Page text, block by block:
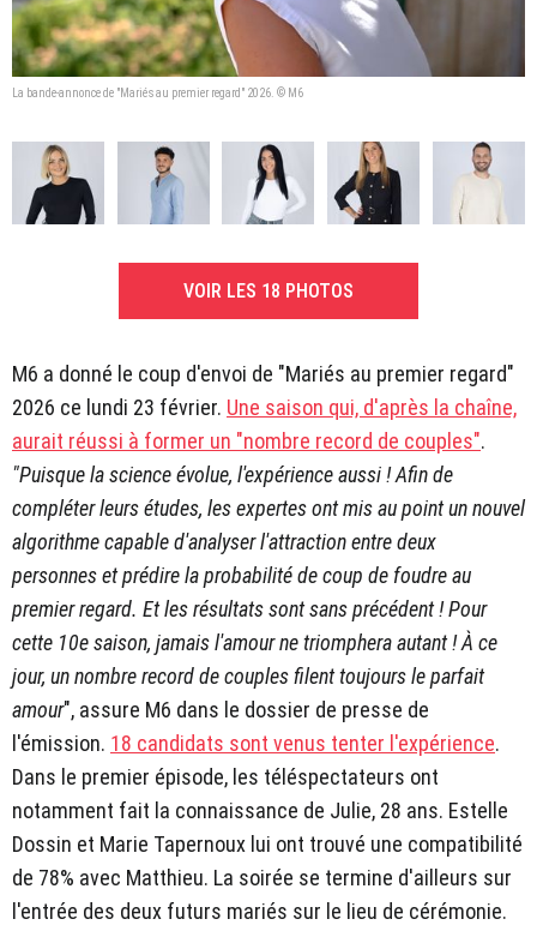
La bande-annonce de "Mariés au premier regard" 2026. © M6
VOIR LES 18 PHOTOS
M6 a donné le coup d'envoi de "Mariés au premier regard"
2026 ce lundi 23 février. Une saison qui, d'après la chaîne,
aurait réussi à former un "nombre record de couples".
"Puisque la science évolue, l'expérience aussi ! Afin de
compléter leurs études, les expertes ont mis au point un nouvel
algorithme capable d'analyser l'attraction entre deux
personnes et prédire la probabilité de coup de foudre au
premier regard. Et les résultats sont sans précédent ! Pour
cette 10e saison, jamais l'amour ne triomphera autant ! À ce
jour, un nombre record de couples filent toujours le parfait
amour", assure M6 dans le dossier de presse de
l'émission. 18 candidats sont venus tenter l'expérience.
Dans le premier épisode, les téléspectateurs ont
notamment fait la connaissance de Julie, 28 ans. Estelle
Dossin et Marie Tapernoux lui ont trouvé une compatibilité
de 78% avec Matthieu. La soirée se termine d'ailleurs sur
l'entrée des deux futurs mariés sur le lieu de cérémonie.